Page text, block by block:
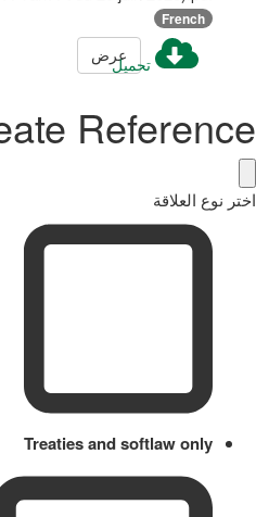
French
تحميلعرض
Reference
اختر نوع العلاقة
Treaties and softlaw only